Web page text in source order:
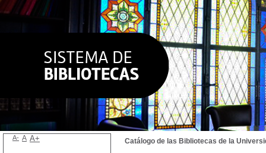
Catálogo de las Bibliotecas de la
A- A A+